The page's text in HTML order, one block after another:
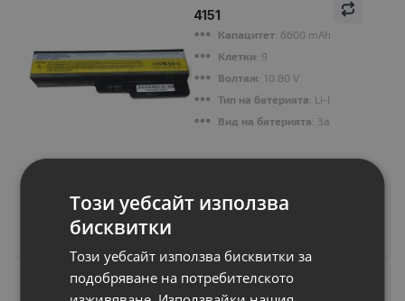
4151
Капацитет: 6600 mAh
Клетки: 9
Волтаж: 10.80 V
Тип на батерията: Li-Ion
Вид на батерията: Заместител
86.06 лв.
Този уебсайт използва
бисквитки
Този уебсайт използва бисквитки за
подобряване на потребителското